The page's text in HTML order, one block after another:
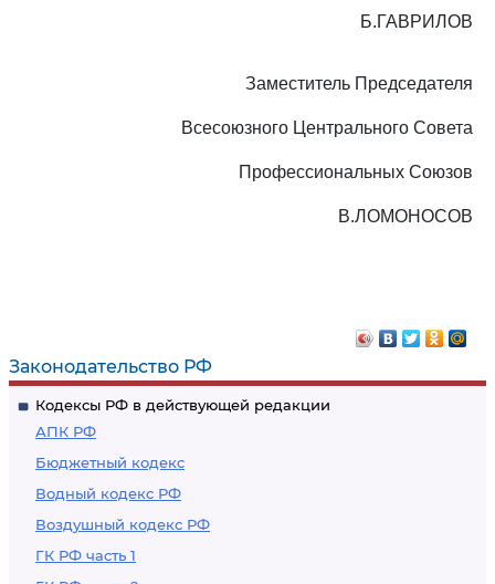
Законодательство РФ
Кодексы РФ в действующей редакции
АПК РФ
Бюджетный кодекс
Водный кодекс РФ
Воздушный кодекс РФ
ГК РФ часть 1
Б.ГАВРИЛОВ
Заместитель Председателя
Всесоюзного Центрального Совета
Профессиональных Союзов
В.ЛОМОНОСОВ